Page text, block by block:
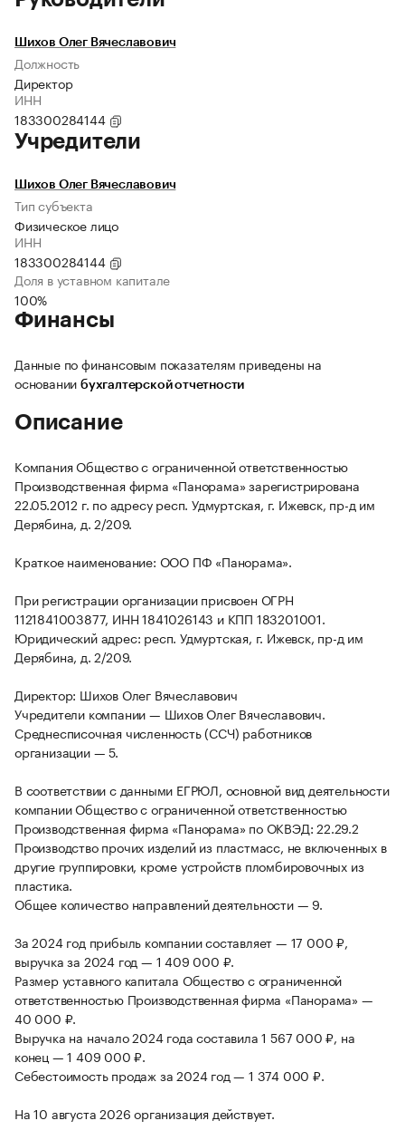
Шихов Олег Вячеславович
Должность
Директор
ИНН
183300284144
Учредители
Шихов Олег Вячеславович
Тип субъекта
Физическое лицо
ИНН
183300284144
Доля в уставном капитале
100%
Финансы
Данные по финансовым показателям приведены на
основании бухгалтерской отчетности
Описание
Компания Общество с ограниченной ответственностью
Производственная фирма «Панорама» зарегистрирована
22.05.2012 г. по адресу респ. Удмуртская, г. Ижевск, пр-д им
Дерябина, д. 2/209.
Краткое наименование: ООО ПФ «Панорама».
При регистрации организации присвоен ОГРН
1121841003877, ИНН 1841026143 и КПП 183201001.
Юридический адрес: респ. Удмуртская, г. Ижевск, пр-д им
Дерябина, д. 2/209.
Директор: Шихов Олег Вячеславович
Учредители компании — Шихов Олег Вячеславович.
Среднесписочная численность (ССЧ) работников
организации — 5.
В соответствии с данными ЕГРЮЛ, основной вид деятельности
компании Общество с ограниченной ответственностью
Производственная фирма «Панорама» по ОКВЭД: 22.29.2
Производство прочих изделий из пластмасс, не включенных в
другие группировки, кроме устройств пломбировочных из
пластика.
Общее количество направлений деятельности — 9.
За 2024 год прибыль компании составляет — 17 000 ₽,
выручка за 2024 год — 1 409 000 ₽.
Размер уставного капитала Общество с ограниченной
ответственностью Производственная фирма «Панорама» —
40 000 ₽.
Выручка на начало 2024 года составила 1 567 000 ₽, на
конец — 1 409 000 ₽.
Себестоимость продаж за 2024 год — 1 374 000 ₽.
На 10 августа 2026 организация действует.